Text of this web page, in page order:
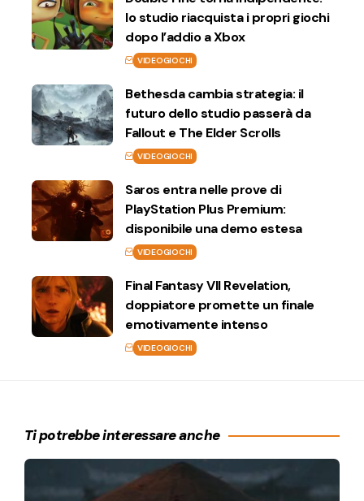
lo studio riacquista i propri giochi
dopo l’addio a Xbox
VIDEOGIOCHI
Bethesda cambia strategia: il
futuro dello studio passerà da
Fallout e The Elder Scrolls
VIDEOGIOCHI
Saros entra nelle prove di
PlayStation Plus Premium:
disponibile una demo estesa
VIDEOGIOCHI
Final Fantasy VII Revelation,
doppiatore promette un finale
emotivamente intenso
VIDEOGIOCHI
Ti potrebbe interessare anche